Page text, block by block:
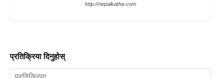
http://nepalkatha.com
प्रतिक्रिया दिनुहोस्